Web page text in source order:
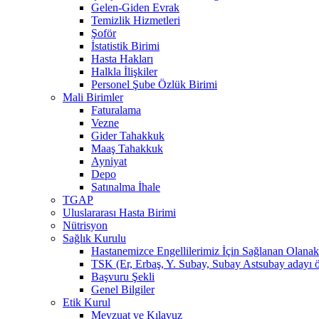
Gelen-Giden Evrak
Temizlik Hizmetleri
Şoför
İstatistik Birimi
Hasta Hakları
Halkla İlişkiler
Personel Şube Özlük Birimi
Mali Birimler
Faturalama
Vezne
Gider Tahakkuk
Maaş Tahakkuk
Ayniyat
Depo
Satınalma İhale
TGAP
Uluslararası Hasta Birimi
Nütrisyon
Sağlık Kurulu
Hastanemizce Engellilerimiz İçin Sağlanan
TSK (Er, Erbaş, Y. Subay, Subay Astsubay adayı
Başvuru Şekli
Genel Bilgiler
Etik Kurul
Mevzuat ve Kılavuz